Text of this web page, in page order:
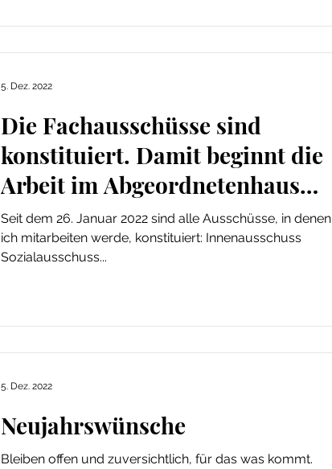
Die Fachausschüsse sind
konstituiert. Damit beginnt die
Arbeit im Abgeordnetenhaus
von Berlin.
Seit dem 26. Januar 2022 sind alle Ausschüsse, in denen
ich mitarbeiten werde, konstituiert: Innenausschuss
Sozialausschuss...
5. Dez. 2022
Neujahrswünsche
Bleiben offen und zuversichtlich, für das was kommt.
5. Dez. 2022